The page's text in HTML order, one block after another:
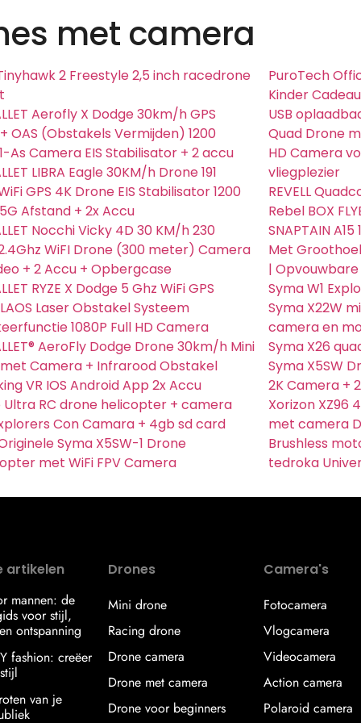
met camera
2 Freestyle 2,5 inch racedrone
Aerofly X Dodge 30km/h GPS
OAS (Obstakels Vermijden) 1200
As Camera EIS Stabilisator + 2 accu
LIBRA Eagle 30KM/h Drone 191
GPS 4K Drone EIS Stabilisator 1200
Afstand + 2x Accu
Nocchi Vicky 4D 30 KM/h 230
WiFI Drone (300 meter) Camera
+ 2 Accu + Opbergcase
RYZE X Dodge 5 Ghz WiFi GPS
Laser Obstakel Systeem
1080P Full HD Camera
AeroFly Dodge Drone 30km/h Mini
Camera + Infrarood Obstakel
VR IOS Android App 2x Accu
Ultra RC drone helicopter + camera
Con Camara + 4gb sd card
Syma X5SW-1 Drone
met WiFi FPV Camera
PuroTech
Kinder
USB
Quad Drone
HD Camera
vliegplezier
REVELL
Rebel BOX
SNAPTAIN
Met
|
Syma W1
Syma X22W
camera en
Syma X26
Syma X5SW
2K Camera +
Xorizon XZ96
met camera
Brushless
tedroka
artikelen
mannen: de
voor stijl,
ontspanning
fashion: creëer
van je
Drones
Mini drone
Racing drone
Drone camera
Drone met camera
Drone voor beginners
Camera's
Fotocamera
Vlogcamera
Videocamera
Action camera
Polaroid camera